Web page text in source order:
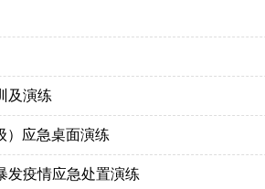
及演练
）应急桌面演练
发疫情应急处置演练